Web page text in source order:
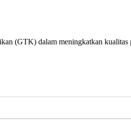
(GTK) dalam meningkatkan